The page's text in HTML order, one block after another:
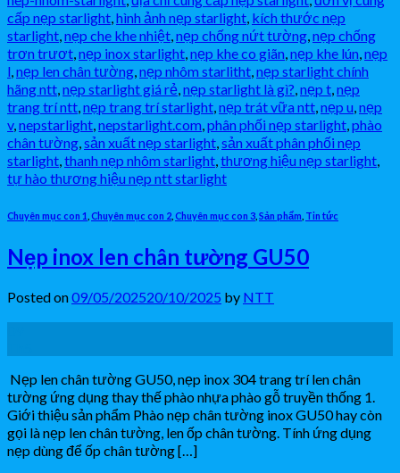
cấp nẹp starlight,hình ảnh nẹp starlight, kích thước nẹp
starlight,nẹp che khe nhiệt,nẹp chống nứt tường,nẹp chống
trơn trươt,nẹp inox starlight,nẹp khe co giãn,nẹp khe lún,nẹp
l,nẹp len chân tường,nẹp nhôm starlitht,nẹp starlight chính
hãng ntt,nẹp starlight giá rẻ,nẹp starlight là gì?,nẹp t,nẹp
trang trí ntt,nẹp trang trí starlight,nẹp trát vữa ntt,nẹp u,nẹp
v,nepstarlight,nepstarlight.com,phân phối nẹp starlight,phào
chân tường,sản xuất nẹp starlight,sản xuất phân phối nẹp
starlight,thanh nẹp nhôm starlight,thương hiệu nẹp starlight,
tự hào thương hiệu nẹp ntt starlight
Chuyên mục con 1 Chuyên mục con 2 Chuyên mục con 3 Sản phẩm Tin tức
Nẹp inox len chân tường GU50
Posted on09/05/202520/10/2025 by NTT
Nẹp len chân tường GU50, nẹp inox 304 trang trí len chân
tường ứng dụng thay thế phào nhựa phào gỗ truyền thống 1.
Giới thiệu sản phẩm Phào nẹp chân tường inox GU50 hay còn
gọi là nẹp len chân tường, len ốp chân tường. Tính ứng dụng
nẹp dùng để ốp chân tường […]